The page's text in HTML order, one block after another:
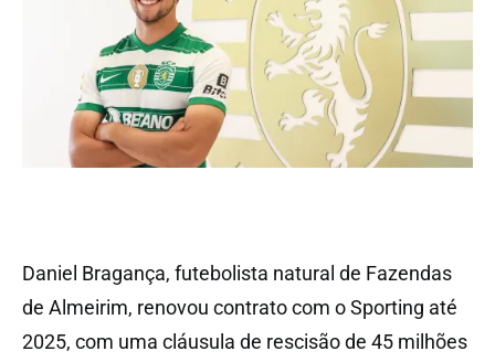
Daniel Bragança, futebolista natural de Fazendas
de Almeirim, renovou contrato com o Sporting até
2025, com uma cláusula de rescisão de 45 milhões